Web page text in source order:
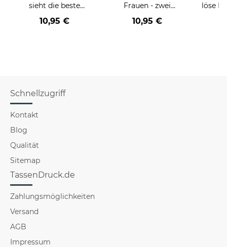
sieht die beste
BERUF aus -
verschiedene Berufe
10,95 €
Frauen - zwei
Farbvarianten
10,95 €
löse
Schnellzugriff
Kontakt
Blog
Qualität
Sitemap
TassenDruck.de
Zahlungsmöglichkeiten
Versand
AGB
Impressum